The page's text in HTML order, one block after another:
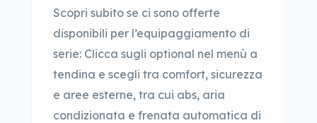
Scopri subito se ci sono offerte
disponibili per l’equipaggiamento di
serie: Clicca sugli optional nel menù a
tendina e scegli tra comfort, sicurezza
e aree esterne, tra cui abs, aria
condizionata e frenata automatica di